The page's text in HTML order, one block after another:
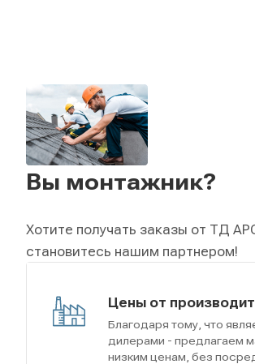
Вы монтажник?
Хотите получать заказы от ТД
становитесь нашим партнером!
Цены от
Благодаря тому, что
дилерами - предлагаем
низким ценам, без